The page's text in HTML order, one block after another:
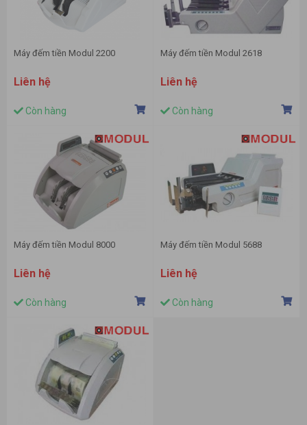
Máy đếm tiền Modul 2200
Liên hệ
Còn hàng
Máy đếm tiền Modul 2618
Liên hệ
Còn hàng
Máy đếm tiền Modul 8000
Liên hệ
Còn hàng
Máy đếm tiền Modul 5688
Liên hệ
Còn hàng